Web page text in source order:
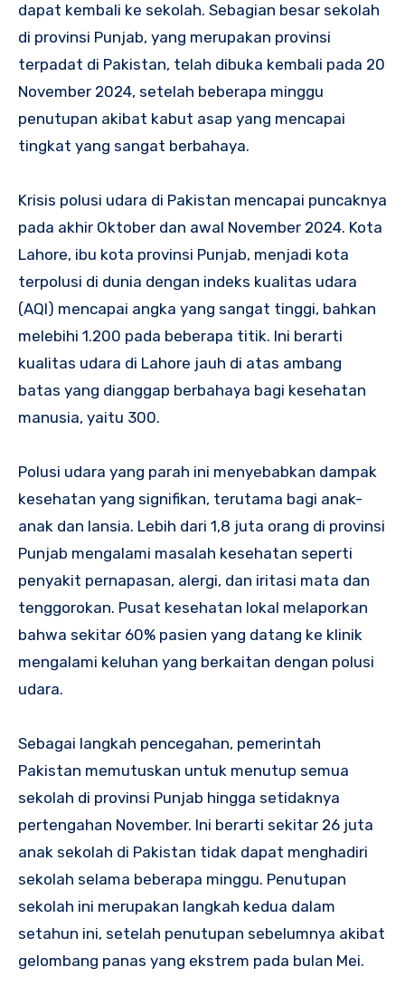
dapat kembali ke sekolah. Sebagian besar sekolah
di provinsi Punjab, yang merupakan provinsi
terpadat di Pakistan, telah dibuka kembali pada 20
November 2024, setelah beberapa minggu
penutupan akibat kabut asap yang mencapai
tingkat yang sangat berbahaya.
Krisis polusi udara di Pakistan mencapai puncaknya
pada akhir Oktober dan awal November 2024. Kota
Lahore, ibu kota provinsi Punjab, menjadi kota
terpolusi di dunia dengan indeks kualitas udara
(AQI) mencapai angka yang sangat tinggi, bahkan
melebihi 1.200 pada beberapa titik. Ini berarti
kualitas udara di Lahore jauh di atas ambang
batas yang dianggap berbahaya bagi kesehatan
manusia, yaitu 300.
Polusi udara yang parah ini menyebabkan dampak
kesehatan yang signifikan, terutama bagi anak-
anak dan lansia. Lebih dari 1,8 juta orang di provinsi
Punjab mengalami masalah kesehatan seperti
penyakit pernapasan, alergi, dan iritasi mata dan
tenggorokan. Pusat kesehatan lokal melaporkan
bahwa sekitar 60% pasien yang datang ke klinik
mengalami keluhan yang berkaitan dengan polusi
udara.
Sebagai langkah pencegahan, pemerintah
Pakistan memutuskan untuk menutup semua
sekolah di provinsi Punjab hingga setidaknya
pertengahan November. Ini berarti sekitar 26 juta
anak sekolah di Pakistan tidak dapat menghadiri
sekolah selama beberapa minggu. Penutupan
sekolah ini merupakan langkah kedua dalam
setahun ini, setelah penutupan sebelumnya akibat
gelombang panas yang ekstrem pada bulan Mei.